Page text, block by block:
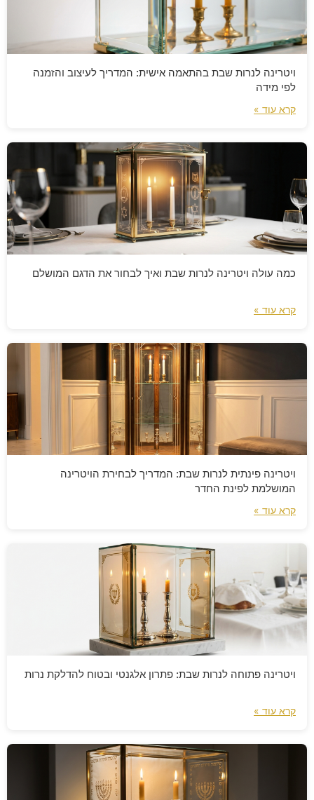
ויטרינה לנרות שבת בהתאמה אישית: המדריך לעיצוב והזמנה
לפי מידה
קרא עוד »
כמה עולה ויטרינה לנרות שבת ואיך לבחור את הדגם המושלם
קרא עוד »
ויטרינה פינתית לנרות שבת: המדריך לבחירת הויטרינה
המושלמת לפינת החדר
קרא עוד »
ויטרינה פתוחה לנרות שבת: פתרון אלגנטי ובטוח להדלקת נרות
קרא עוד »